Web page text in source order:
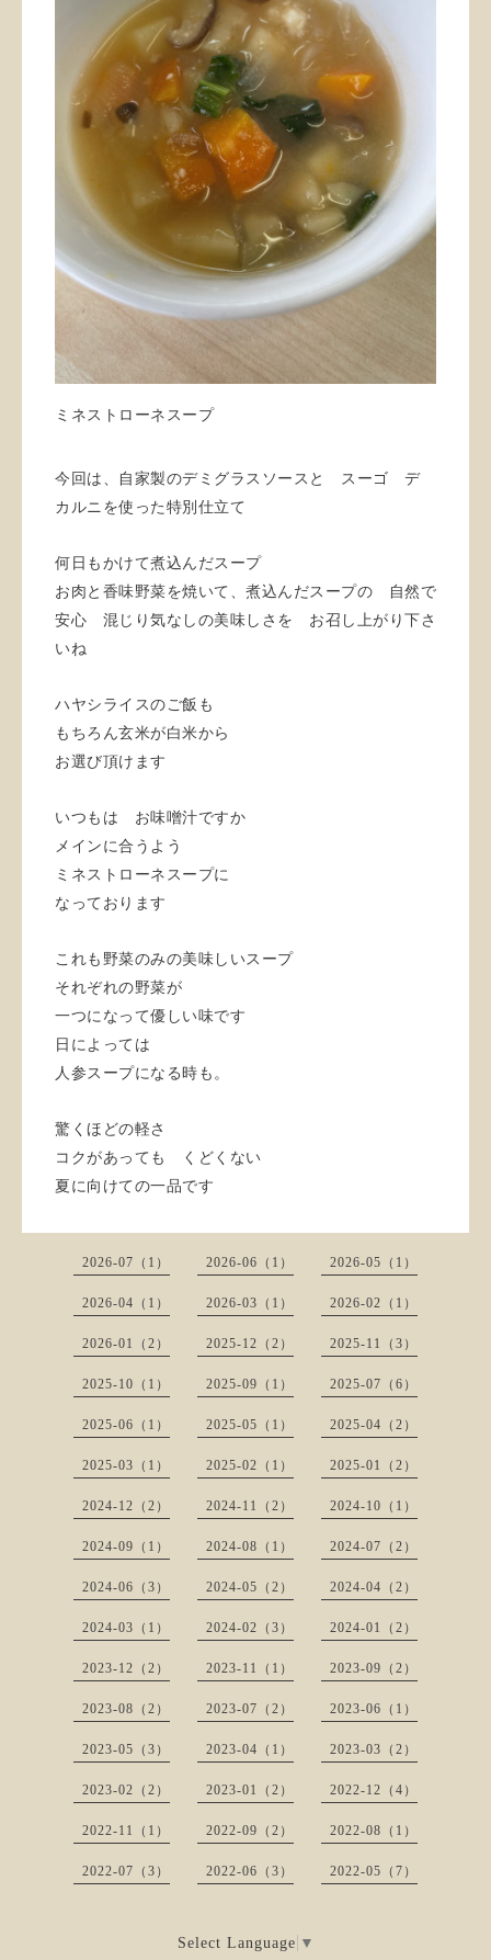
ミネストローネスープ
今回は、自家製のデミグラスソースと スーゴ デ
カルニを使った特別仕立て
何日もかけて煮込んだスープ
お肉と香味野菜を焼いて、煮込んだスープの 自然で
安心 混じり気なしの美味しさを お召し上がり下さ
いね
ハヤシライスのご飯も
もちろん玄米が白米から
お選び頂けます
いつもは お味噌汁ですか
メインに合うよう
ミネストローネスープに
なっております
これも野菜のみの美味しいスープ
それぞれの野菜が
一つになって優しい味です
日によっては
人参スープになる時も。
驚くほどの軽さ
コクがあっても くどくない
夏に向けての一品です
2026-07（1） 2026-06（1） 2026-05（1）
2026-04（1） 2026-03（1） 2026-02（1）
2026-01（2） 2025-12（2） 2025-11（3）
2025-10（1） 2025-09（1） 2025-07（6）
2025-06（1） 2025-05（1） 2025-04（2）
2025-03（1） 2025-02（1） 2025-01（2）
2024-12（2） 2024-11（2） 2024-10（1）
2024-09（1） 2024-08（1） 2024-07（2）
2024-06（3） 2024-05（2） 2024-04（2）
2024-03（1） 2024-02（3） 2024-01（2）
2023-12（2） 2023-11（1） 2023-09（2）
2023-08（2） 2023-07（2） 2023-06（1）
2023-05（3） 2023-04（1） 2023-03（2）
2023-02（2） 2023-01（2） 2022-12（4）
2022-11（1） 2022-09（2） 2022-08（1）
2022-07（3） 2022-06（3） 2022-05（7）
Select Language ▼